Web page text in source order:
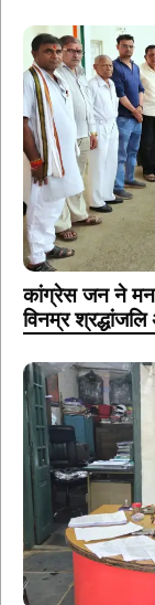
कांग्रेस जन ने
विनम्र